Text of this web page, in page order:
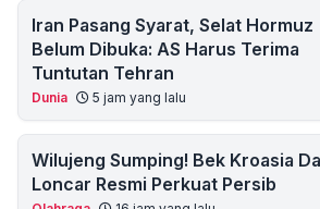
Iran Pasang Syarat, Selat Hormuz
Belum Dibuka: AS Harus Terima
Tuntutan Tehran
Dunia 5 jam yang lalu
Wilujeng Sumping! Bek Kroasia
Loncar Resmi Perkuat Persib